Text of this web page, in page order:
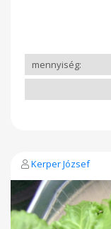
úgy fogyasztjuk,
sóval,
készül.
Kerper József